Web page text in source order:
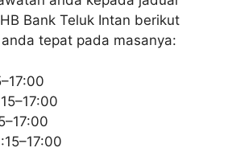
Bank Teluk Intan berikut
tepat pada masanya: